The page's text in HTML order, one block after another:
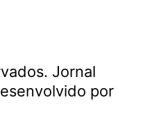
Jornal
por